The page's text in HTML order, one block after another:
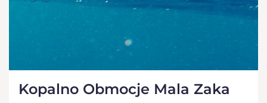
Kopalno Obmocje Mala Zaka